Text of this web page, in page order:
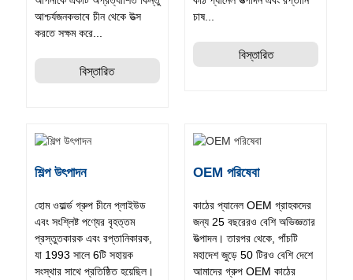
আশ্চর্যজনকভাবে চীন থেকে উত্স
করতে সক্ষম করে...
বিস্তারিত
চাষ...
বিস্তারিত
শিল্প উৎপাদন
হোম ওয়ার্ল্ড গ্রুপ চীনে প্লাইউড
এবং সংশ্লিষ্ট পণ্যের বৃহত্তম
প্রস্তুতকারক এবং রপ্তানিকারক,
যা 1993 সালে 6টি সহায়ক
সংস্থার সাথে প্রতিষ্ঠিত হয়েছিল।
OEM পরিষেবা
কাঠের প্যানেল OEM গ্রাহকদের
জন্য 25 বছরেরও বেশি অভিজ্ঞতার
উত্পাদন। তারপর থেকে, পাঁচটি
মহাদেশ জুড়ে 50 টিরও বেশি দেশে
আমাদের গ্রুপ OEM কাঠের